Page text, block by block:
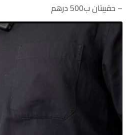
– حقيبتان ب500 درهم